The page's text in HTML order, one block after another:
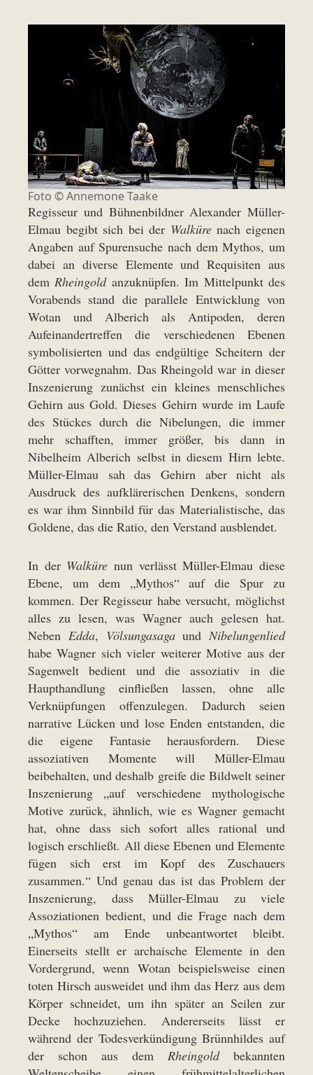
Foto ©Annemone Taake
Regisseur und Bühnenbildner Alexander Müller-
Elmau begibt sich bei der Walkürenach eigenen
Angaben auf Spurensuche nach dem Mythos, um
dabei an diverse Elemente und Requisiten aus
demRheingoldanzuknüpfen. Im Mittelpunkt des
Vorabends stand die parallele Entwicklung von
Wotan und Alberich als Antipoden, deren
Aufeinandertreffen die verschiedenen Ebenen
symbolisierten und das endgültige Scheitern der
Götter vorwegnahm. Das Rheingold war in dieser
Inszenierung zunächst ein kleines menschliches
Gehirn aus Gold. Dieses Gehirn wurde im Laufe
des Stückes durch die Nibelungen, die immer
mehr schafften, immer größer, bis dann in
Nibelheim Alberich selbst in diesem Hirn lebte.
Müller-Elmau sah das Gehirn aber nicht als
Ausdruck des aufklärerischen Denkens, sondern
es war ihm Sinnbild für das Materialistische, das
Goldene, das die Ratio, den Verstand ausblendet.
In der Walküre nun verlässt Müller-Elmau diese
Ebene, um dem „Mythos“ auf die Spur zu
kommen. Der Regisseur habe versucht, möglichst
alles zu lesen, was Wagner auch gelesen hat.
Neben Edda, Völsungasagaund Nibelungenlied
habe Wagner sich vieler weiterer Motive aus der
Sagenwelt bedient und die assoziativ in die
Haupthandlung einfließen lassen, ohne alle
Verknüpfungen offenzulegen. Dadurch seien
narrative Lücken und lose Enden entstanden, die
die eigene Fantasie herausfordern. Diese
assoziativen Momente will Müller-Elmau
beibehalten, und deshalb greife die Bildwelt seiner
Inszenierung „auf verschiedene mythologische
Motive zurück, ähnlich, wie es Wagner gemacht
hat, ohne dass sich sofort alles rational und
logisch erschließt. All diese Ebenen und Elemente
fügen sich erst im Kopf des Zuschauers
zusammen.“ Und genau das ist das Problem der
Inszenierung, dass Müller-Elmau zu viele
Assoziationen bedient, und die Frage nach dem
„Mythos“ am Ende unbeantwortet bleibt.
Einerseits stellt er archaische Elemente in den
Vordergrund, wenn Wotan beispielsweise einen
toten Hirsch ausweidet und ihm das Herz aus dem
Körper schneidet, um ihn später an Seilen zur
Decke hochzuziehen. Andererseits lässt er
während der Todesverkündigung Brünnhildes auf
der schon aus dem Rheingold bekannten